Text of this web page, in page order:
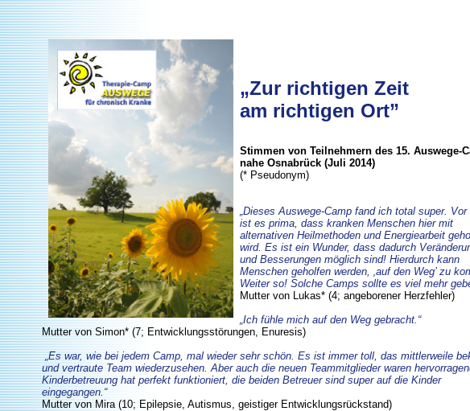
„Zur richtigen Zeit
am richtigen Ort”
Stimmen von Teilnehmern des 15. Auswege-
nahe Osnabrück (Juli 2014)
(* Pseudonym)
„Dieses Auswege-Camp fand ich total super. Vor
ist es prima, dass kranken Menschen hier mit
alternativen Heilmethoden und Energiearbeit
wird. Es ist ein Wunder, dass dadurch
und Besserungen möglich sind! Hierdurch kann
Menschen geholfen werden, ‚auf den Weg’ zu
Weiter so! Solche Camps sollte es viel mehr
Mutter von Lukas* (4; angeborener Herzfehler)
„Ich fühle mich auf den Weg gebracht.“
Mutter von Simon* (7; Entwicklungsstörungen, Enuresis)
„Es war, wie bei jedem Camp, mal wieder sehr schön. Es ist immer toll, das mittlerweile
und vertraute Team wiederzusehen. Aber auch die neuen Teammitglieder waren
Kinderbetreuung hat perfekt funktioniert, die beiden Betreuer sind super auf die Kinder
eingegangen.“
Mutter von Mira (10; Epilepsie, Autismus, geistiger Entwicklungsrückstand)